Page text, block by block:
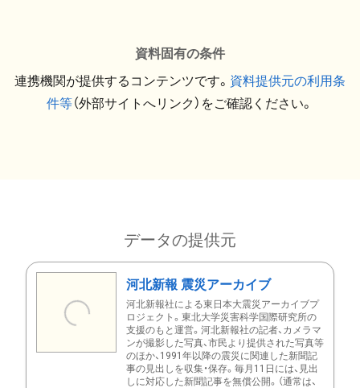
資料固有の条件
連携機関が提供するコンテンツです。 資料提供元の利用条
件等（外部サイトへリンク）をご確認ください。
データの提供元
河北新報 震災アーカイブ
河北新報社による東日本大震災アーカイブプ
ロジェクト。東北大学災害科学国際研究所の
支援のもと運営。河北新報社の記者、カメラマ
ンが撮影した写真、市民より提供された写真等
のほか、1991年以降の震災に関連した新聞記
事の見出しを収集・保存。毎月11日には、見出
しに対応した新聞記事を無償公開。（通常は、